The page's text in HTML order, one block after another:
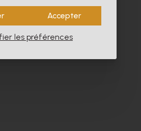
Accepter
les préférences